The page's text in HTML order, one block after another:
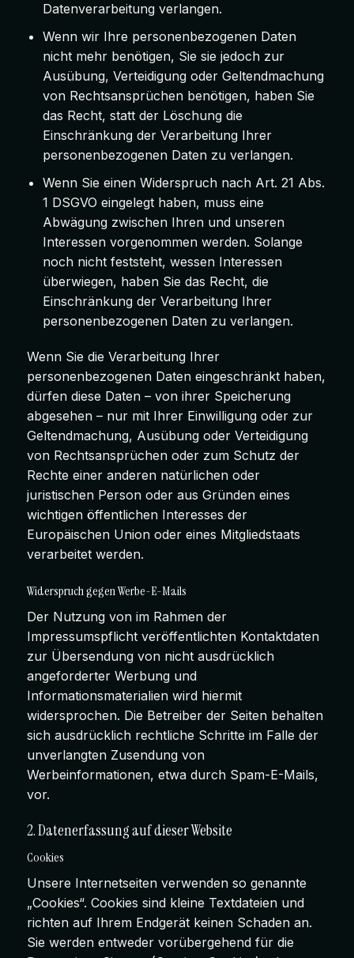
Datenverarbeitung verlangen.
Wenn wir Ihre personenbezogenen Daten
nicht mehr benötigen, Sie sie jedoch zur
Ausübung, Verteidigung oder Geltendmachung
von Rechtsansprüchen benötigen, haben Sie
das Recht, statt der Löschung die
Einschränkung der Verarbeitung Ihrer
personenbezogenen Daten zu verlangen.
Wenn Sie einen Widerspruch nach Art. 21 Abs.
1 DSGVO eingelegt haben, muss eine
Abwägung zwischen Ihren und unseren
Interessen vorgenommen werden. Solange
noch nicht feststeht, wessen Interessen
überwiegen, haben Sie das Recht, die
Einschränkung der Verarbeitung Ihrer
personenbezogenen Daten zu verlangen.
Wenn Sie die Verarbeitung Ihrer
personenbezogenen Daten eingeschränkt haben,
dürfen diese Daten – von ihrer Speicherung
abgesehen – nur mit Ihrer Einwilligung oder zur
Geltendmachung, Ausübung oder Verteidigung
von Rechtsansprüchen oder zum Schutz der
Rechte einer anderen natürlichen oder
juristischen Person oder aus Gründen eines
wichtigen öffentlichen Interesses der
Europäischen Union oder eines Mitgliedstaats
verarbeitet werden.
Widerspruch gegen Werbe-E-Mails
Der Nutzung von im Rahmen der
Impressumspflicht veröffentlichten Kontaktdaten
zur Übersendung von nicht ausdrücklich
angeforderter Werbung und
Informationsmaterialien wird hiermit
widersprochen. Die Betreiber der Seiten behalten
sich ausdrücklich rechtliche Schritte im Falle der
unverlangten Zusendung von
Werbeinformationen, etwa durch Spam-E-Mails,
vor.
2. Datenerfassung auf dieser Website
Cookies
Unsere Internetseiten verwenden so genannte
„Cookies“. Cookies sind kleine Textdateien und
richten auf Ihrem Endgerät keinen Schaden an.
Sie werden entweder vorübergehend für die